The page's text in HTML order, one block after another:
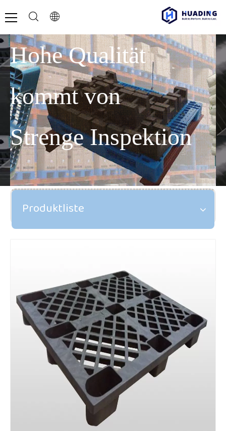
Hohe Qualität
kommt von
Strenge Inspektion
Produktliste